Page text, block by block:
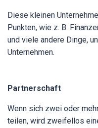
Diese kleinen
Punkten, wie z. B.
und viele andere Dinge,
Unternehmen.
Partnerschaft
Wenn sich zwei oder
teilen, wird zweifellos